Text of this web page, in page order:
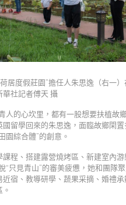
居度假莊園”擔任人朱思逸（右一
華社記者傅天 攝
人的心坎里，都有一股想要扶植故
國留學回來的朱思逸，面臨故鄉閑
園綜合體”的創意。
課程、搭建露營燒烤區、新建室內
“只見青山”的審美疲憊，她和團隊
近宿、教導研學、蔬果采摘、婚禮